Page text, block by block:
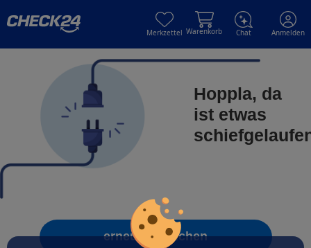
Merkzettel Warenkorb Chat Anmelden
Hoppla, da
ist etwas
erneut versuchen